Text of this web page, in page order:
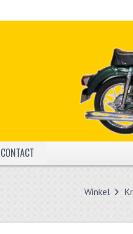
CONTACT
Winkel